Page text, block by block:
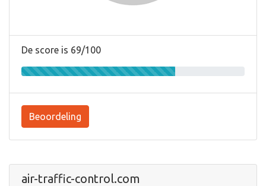
De score is 69/100
Beoordeling
air-traffic-control.com